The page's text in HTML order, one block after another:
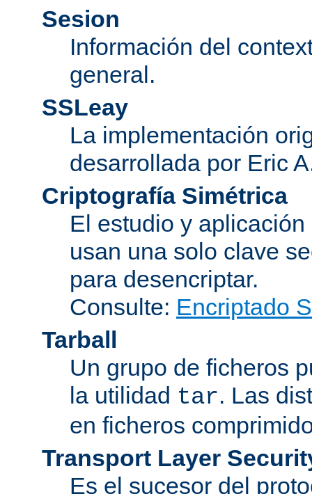
Sesion
Información del
general.
SSLeay
La implementación
desarrollada por Eric
Criptografía Simétrica
El estudio y
usan una solo clave
para desencriptar.
Consulte: Encriptado
Tarball
Un grupo de ficheros
la utilidad tar. Las
en ficheros
Transport Layer
Es el sucesor del